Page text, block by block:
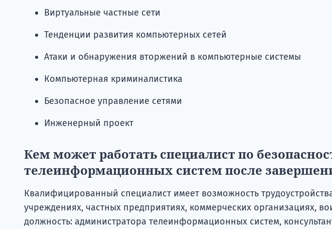
Виртуальные частные сети
Тенденции развития компьютерных сетей
Атаки и обнаружения вторжений в компьютерные системы
Компьютерная криминалистика
Безопасное управление сетями
Инженерный проект
Кем может работать специалист по
телеинформационных систем после
Квалифицированный специалист имеет возможность
учреждениях, частных предприятиях, коммерческих организациях,
должность: администратора телеинформационных систем,